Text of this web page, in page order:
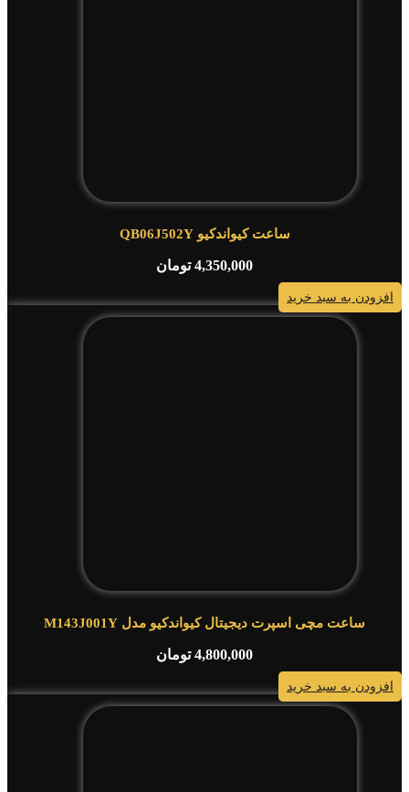
ساعت کیواندکیو QB06J502Y
4,350,000 تومان
افزودن به سبد خرید
ساعت مچی اسپرت دیجیتال کیواندکیو مدل M143J001Y
4,800,000 تومان
افزودن به سبد خرید